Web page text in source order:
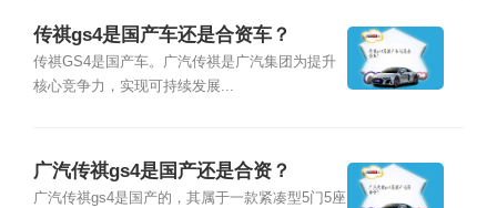
传祺gs4是国产车还是合资车？
传祺GS4是国产车。广汽传祺是广汽集团为提升
核心竞争力，实现可持续发展...
广汽传祺gs4是国产还是合资？
广汽传祺gs4是国产的，其属于一款紧凑型5门5座